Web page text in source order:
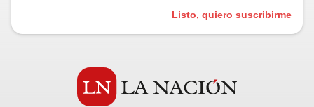
Listo, quiero suscribirme